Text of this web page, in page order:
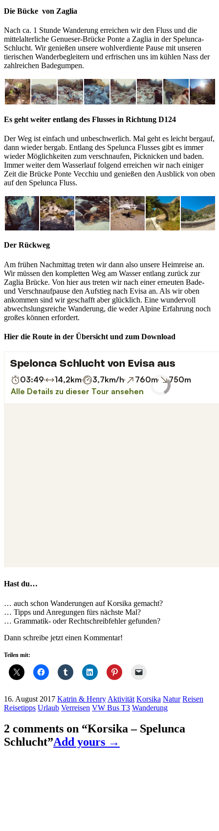
Die Bücke von Zaglia
Nach ca. 1 Stunde Wanderung erreichen wir den Fluss und die
mittelalterliche Genueser-Brücke Ponte a Zaglia in der Spelunca-
Schlucht. Wir genießen unsere wohlverdiente Pause mit unseren
tierischen Wanderbegleitern und erfrischen uns im kühlen Nass der
zahlreichen Badegumpen.
Es geht weiter entlang des Flusses in Richtung D124
Der Weg ist einfach und unbeschwerlich. Mal geht es leicht bergauf,
dann wieder bergab. Entlang des Spelunca Flusses gibt es immer
wieder Möglichkeiten zum verschnaufen, Picknicken und baden.
Immer weiter dem Wasserlauf folgend erreichen wir nach einiger
Zeit die Brücke Ponte Vecchiu und genießen den Ausblick von oben
auf den Spelunca Fluss.
Der Rückweg
Am frühen Nachmittag treten wir dann also unsere Heimreise an.
Wir müssen den kompletten Weg am Wasser entlang zurück zur
Zaglia Brücke. Von hier aus treten wir nach einer erneuten Bade-
und Verschnaufpause den Aufstieg nach Evisa an. Als wir oben
ankommen sind wir geschafft aber glücklich. Eine wundervoll
abwechslungsreiche Wanderung, die weder Alpine Erfahrung noch
großes können erfordert.
Hier die Route in der Übersicht und zum Download
Hast du…
… auch schon Wanderungen auf Korsika gemacht?
… Tipps und Anregungen fürs nächste Mal?
… Grammatik- oder Rechtschreibfehler gefunden?
Dann schreibe jetzt einen Kommentar!
Teilen mit:
16. August 2017 Katrin & Henry Aktivität Korsika Natur Reisen
Reisetipps Urlaub Verreisen VW Bus T3 Wanderung
2 comments on “Korsika – Spelunca
Schlucht”Add yours →